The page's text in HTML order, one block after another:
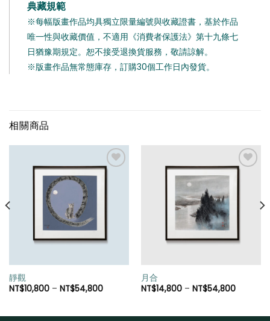
典藏規範
※每幅版畫作品均具獨立限量編號與收藏證書，基於作品
唯一性與收藏價值，不適用《消費者保護法》第十九條七
日猶豫期規定。恕不接受退換貨服務，敬請諒解。
※版畫作品無常態庫存，訂購30個工作日內發貨。
相關商品
靜觀
NT$10,800– NT$54,800
月合
NT$14,800– NT$54,800